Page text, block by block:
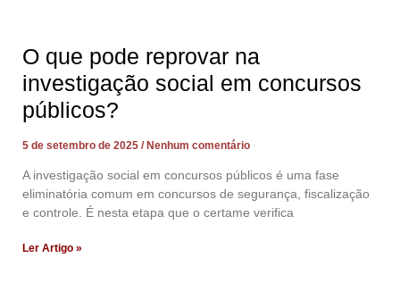
O que pode reprovar na
investigação social em concursos
públicos?
5 de setembro de 2025 Nenhum comentário
A investigação social em concursos públicos é uma fase
eliminatória comum em concursos de segurança, fiscalização
e controle. É nesta etapa que o certame verifica
Ler Artigo »